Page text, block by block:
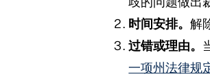
时间安排。解
过错或理由。
一项州法律规